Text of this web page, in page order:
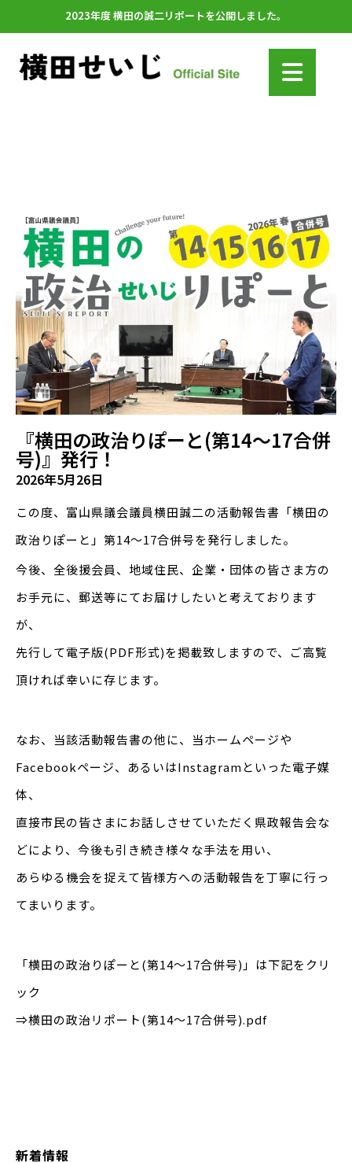
2023年度 横田の誠二リポートを公開しました。
『横田の政治りぽーと(第14～17合併
号)』発行！
2026年5月26日
この度、富山県議会議員横田誠二の活動報告書「横田の
政治りぽーと」第14～17合併号を発行しました。
今後、全後援会員、地域住民、企業・団体の皆さま方の
お手元に、郵送等にてお届けしたいと考えております
が、
先行して電子版(PDF形式)を掲載致しますので、ご高覧
頂ければ幸いに存じます。
なお、当該活動報告書の他に、当ホームページや
Facebookページ、あるいはInstagramといった電子媒
体、
直接市民の皆さまにお話しさせていただく県政報告会な
どにより、今後も引き続き様々な手法を用い、
あらゆる機会を捉えて皆様方への活動報告を丁寧に行っ
てまいります。
「横田の政治りぽーと(第14～17合併号)」は下記をクリ
ック
⇒横田の政治リポート(第14～17合併号).pdf
新着情報